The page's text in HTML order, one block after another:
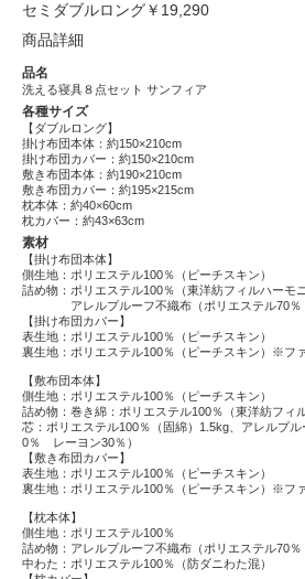
セミダブルロング￥19,290
商品詳細
品名
洗える寝具８点セット サンフィア
各種サイズ
【ダブルロング】
掛け布団本体：約150×210cm
掛け布団カバー：約150×210cm
敷き布団本体：約190×210cm
敷き布団カバー：約195×215cm
枕本体：約40×60cm
枕カバー：約43×63cm
素材
【掛け布団本体】
側生地：ポリエステル100％（ピーチスキン）
詰め物：ポリエステル100％（東洋紡フィルハー
アレルプルーフ不織布（ポリエステル70％
【掛け布団カバー】
表生地：ポリエステル100％（ピーチスキン）
裏生地：ポリエステル100％（ピーチスキン）※フ
【敷布団本体】
側生地：ポリエステル100％（ピーチスキン）
詰め物：巻き綿：ポリエステル100％（東洋紡フィ
芯：ポリエステル100％（固綿）1.5kg、アレルプ
0％ レーヨン30％）
【敷き布団カバー】
表生地：ポリエステル100％（ピーチスキン）
裏生地：ポリエステル100％（ピーチスキン）※フ
【枕本体】
側生地：ポリエステル100％
詰め物：アレルプルーフ不織布（ポリエステル70
中わた：ポリエステル100％（防ダニわた混）